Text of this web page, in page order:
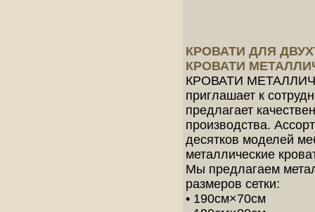
КРОВАТИ ДЛЯ
КРОВАТИ
КРОВАТИ
приглашает к
предлагает
производства.
десятков моделей
металлические
Мы предлагаем
размеров сетки:
• 190см×70см